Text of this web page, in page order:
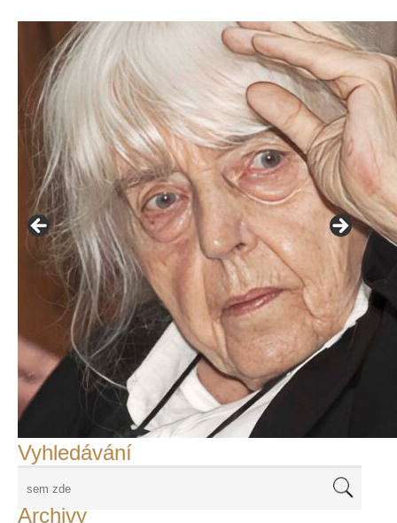
František Skála - film Veřejný prostor
Adriena Šimotová
Richard Štipl v Benátkách
Langweiluv model v Praze
Japanolog Petr Geisler, foto: Petr Šálek
©Frank Kortan,Yellow Shark, portrét Franka Zappy
Nové Svatovítské varhany
Vyhledávání
Archivy